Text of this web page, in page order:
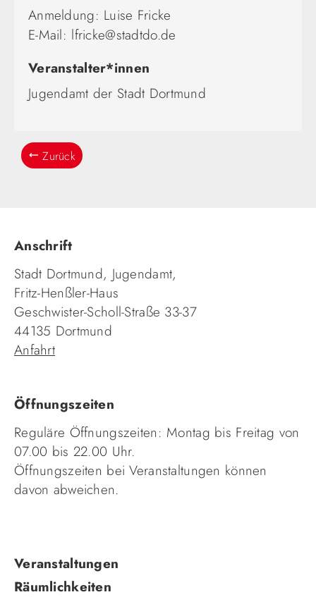
Anmeldung: Luise Fricke
E-Mail: lfricke@stadtdo.de
Veranstalter*innen
Jugendamt der Stadt Dortmund
Zurück
Anschrift
Stadt Dortmund, Jugendamt,
Fritz-Henßler-Haus
Geschwister-Scholl-Straße 33-37
44135 Dortmund
Anfahrt
Öffnungszeiten
Reguläre Öffnungszeiten: Montag bis Freitag von
07.00 bis 22.00 Uhr.
Öffnungszeiten bei Veranstaltungen können
davon abweichen.
Navigation
überspringen
Veranstaltungen
Räumlichkeiten